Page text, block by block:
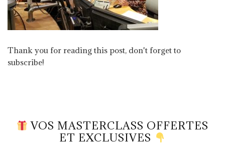
Thank you for reading this post, don't forget to
subscribe!
VOS MASTERCLASS OFFERTES
ET EXCLUSIVES